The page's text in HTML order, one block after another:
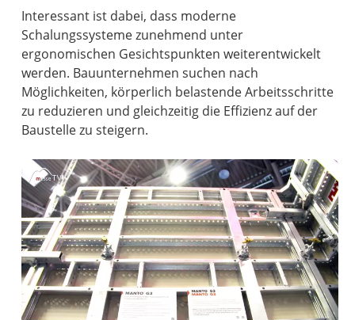
Interessant ist dabei, dass moderne
Schalungssysteme zunehmend unter
ergonomischen Gesichtspunkten weiterentwickelt
werden. Bauunternehmen suchen nach
Möglichkeiten, körperlich belastende Arbeitsschritte
zu reduzieren und gleichzeitig die Effizienz auf der
Baustelle zu steigern.